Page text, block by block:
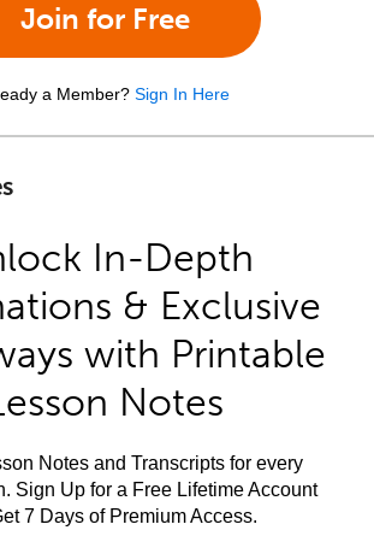
Join for Free
a Member? Sign In Here
In-Depth
& Exclusive
with Printable
Notes
Notes and Transcripts for every
Sign Up for a Free Lifetime Account
7 Days of Premium Access.